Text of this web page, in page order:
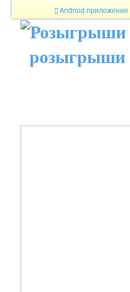
Android приложение
розыгрыши